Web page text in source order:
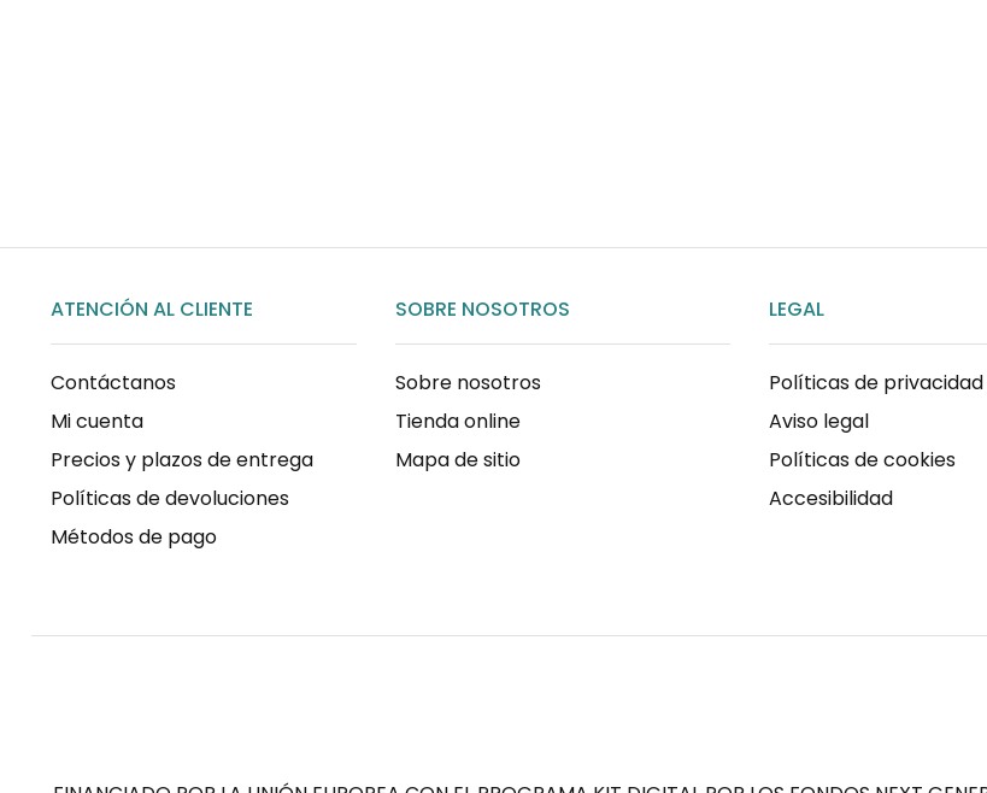
ATENCIÓN AL CLIENTE
Contáctanos
Mi cuenta
Precios y plazos de entrega
Políticas de devoluciones
Métodos de pago
SOBRE NOSOTROS
Sobre nosotros
Tienda online
Mapa de sitio
LEGAL
Políticas de privacidad
Aviso legal
Políticas de cookies
Accesibilidad